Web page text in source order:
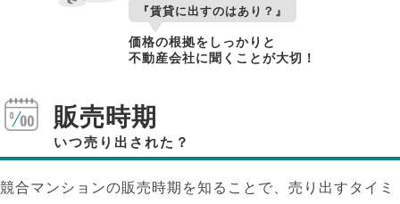
『賃貸に出すのはあり？』
価格の根拠をしっかりと
不動産会社に聞くことが大切！
販売時期
いつ売り出された？
競合マンションの販売時期を知ることで、売り出すタイミ